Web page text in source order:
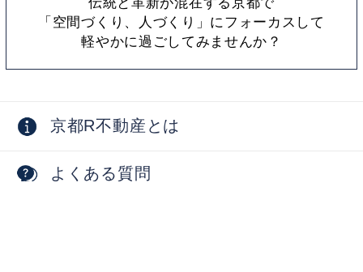
「空間づくり、人づくり」にフォーカスして
軽やかに過ごしてみませんか？
京都R不動産とは
よくある質問